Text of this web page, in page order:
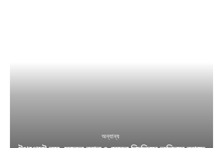
অন্যান্য